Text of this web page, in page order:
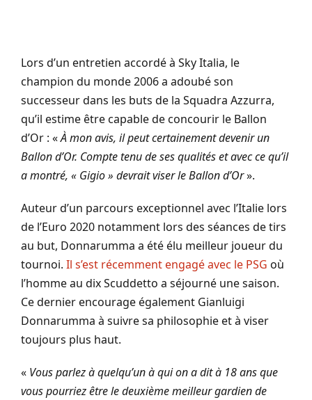
Lors d’un entretien accordé à Sky Italia, le
champion du monde 2006 a adoubé son
successeur dans les buts de la Squadra Azzurra,
qu’il estime être capable de concourir le Ballon
d’Or : «À mon avis, il peut certainement devenir un
Ballon d’Or. Compte tenu de ses qualités et avec ce qu’il
a montré, « Gigio » devrait viser le Ballon d’Or».
Auteur d’un parcours exceptionnel avec l’Italie lors
de l’Euro 2020 notamment lors des séances de tirs
au but, Donnarumma a été élu meilleur joueur du
tournoi. Il s’est récemment engagé avec le PSG où
l’homme au dix Scuddetto a séjourné une saison.
Ce dernier encourage également Gianluigi
Donnarumma à suivre sa philosophie et à viser
toujours plus haut.
« Vous parlez à quelqu’un à qui on a dit à 18 ans que
vous pourriez être le deuxième meilleur gardien de